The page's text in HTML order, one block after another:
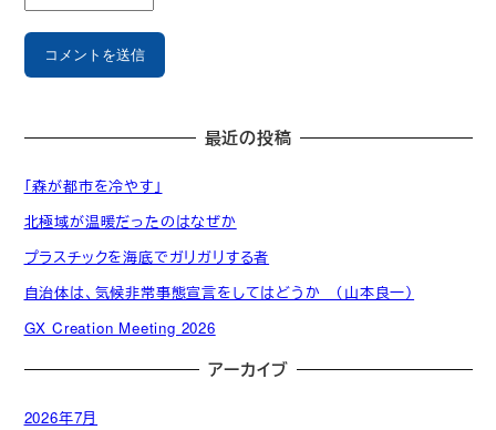
最近の投稿
「森が都市を冷やす」
北極域が温暖だったのはなぜか
プラスチックを海底でガリガリする者
自治体は、気候非常事態宣言をしてはどうか （山本良一）
GX Creation Meeting 2026
アーカイブ
2026年7月